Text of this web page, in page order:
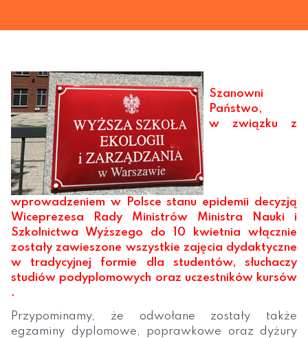
Szanowni
Państwo,
w związku z
wprowadzeniem w Polsce stanu epidemii decyzją
Wiceprezesa Rady Ministrów Ministra Nauki i
Szkolnictwa Wyższego do 10 kwietnia włącznie
zostały zawieszone wszystkie zajęcia dydaktyczne
w tradycyjnej formie dla studentów, słuchaczy
studiów podyplomowych oraz uczestników kursów
.
Przypominamy, że odwołane zostały także
egzaminy dyplomowe, poprawkowe oraz dyżury